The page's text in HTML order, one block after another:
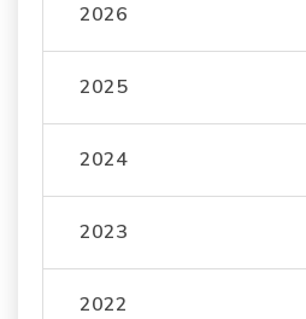
2026
2025
2024
2023
2022